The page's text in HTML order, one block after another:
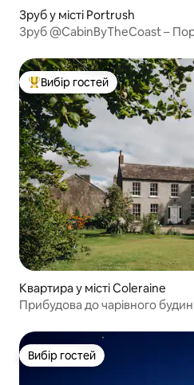
Зруб у місті Portrush
Зруб @CabinByTheCoast –
Топ вибір гостей
Вибір гостей
Квартира у місті Coleraine
Прибудова до чарівного
Вибір гостей
Вибір гостей